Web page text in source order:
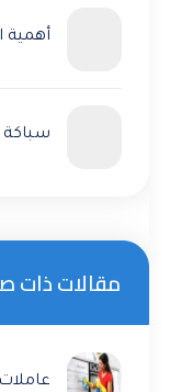
أهمية
سباكة
مقالات ذات